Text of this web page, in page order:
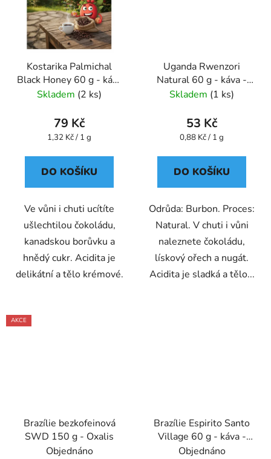
Kostarika Palmichal
Black Honey 60 g - káva
- Oxalis
Skladem (2 ks)
79 Kč
Měrná
1,32 Kč / 1 g
DO KOŠÍKU
Ve vůni i chuti ucítíte
ušlechtilou čokoládu,
kanadskou borůvku a
hnědý cukr. Acidita je
delikátní a tělo krémové.
Uganda Rwenzori
Natural 60 g - káva -
Oxalis
Skladem (1 ks)
53 Kč
Měrná
0,88 Kč / 1 g
DO KOŠÍKU
Odrůda: Burbon. Proces:
Natural. V chuti i vůni
naleznete čokoládu,
lískový ořech a nugát.
Acidita je sladká a tělo...
AKCE
Brazílie bezkofeinová
SWD 150 g - Oxalis
Objednáno
Brazílie Espirito Santo
Village 60 g - káva -
Oxalis
Objednáno